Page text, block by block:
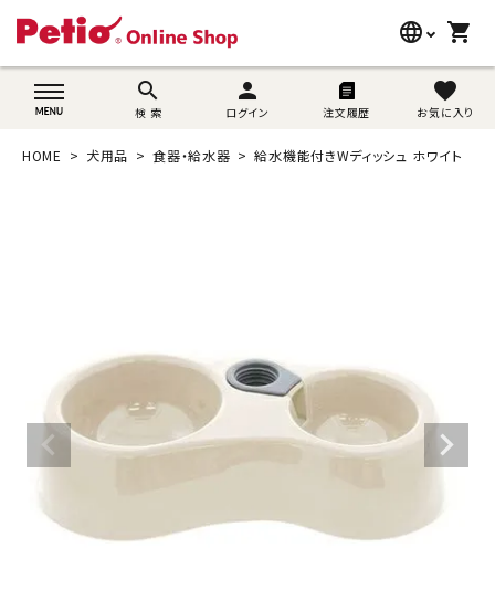
language
wovn-lang-name
shopping_cart
search
検 索
person
ログイン 注文履歴
favorite
お気に入り
search
ご利用案内
ACCOUNT MENU
ようこそ ゲスト 様
HOME 犬用品 食器・給水器 給水機能付きWディッシュ ホワイト